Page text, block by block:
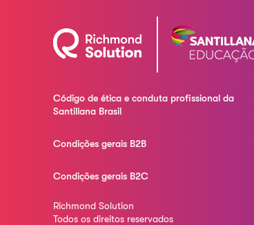
Código de ética e conduta profissional da
Santillana Brasil
Condições gerais B2B
Condições gerais B2C
Richmond Solution
Todos os direitos reservados